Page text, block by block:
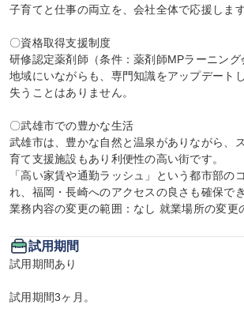
子育てと仕事の両立を、会社全体で応援します
〇資格取得支援制度
研修認定薬剤師（条件：薬剤師MPラーニング
地域にいながらも、専門知識をアップデート
失うことはありません。
〇武雄市での豊かな生活
武雄市は、豊かな自然と温泉がありながら、
育て支援施設もあり利便性の高い街です。
「高い家賃や通勤ラッシュ」という都市部の
れ、福岡・長崎へのアクセスの良さも確保でき
業務内容の変更の範囲：なし 就業場所の変更
試用期間
試用期間あり
試用期間3ヶ月。